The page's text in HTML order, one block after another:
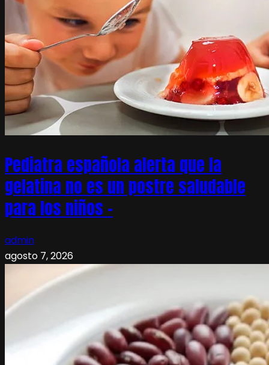
Pediatra española alerta que la
gelatina no es un postre saludable
para los niños –
admin
agosto 7, 2026